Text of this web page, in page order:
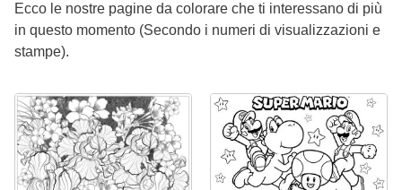
Ecco le nostre pagine da colorare che ti interessano di più
in questo momento (Secondo i numeri di visualizzazioni e
stampe).